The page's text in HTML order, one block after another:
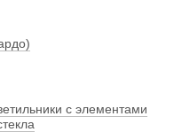
с элементами